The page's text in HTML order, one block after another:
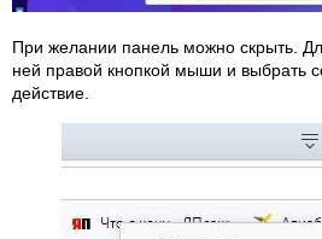
При желании панель можно скрыть.
ней правой кнопкой мыши и выбрать
действие.